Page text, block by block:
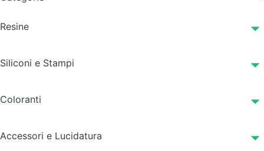
Resine
Siliconi e Stampi
Coloranti
Accessori e Lucidatura